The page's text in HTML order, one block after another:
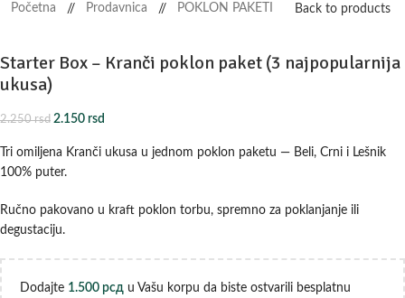
Početna / Prodavnica / POKLON PAKETI Back to products
Starter Box – Kranči poklon paket (3 najpopularnija
ukusa)
2.250rsd 2.150 rsd
Tri omiljena Kranči ukusa u jednom poklon paketu — Beli, Crni i Lešnik
100% puter.
Ručno pakovano u kraft poklon torbu, spremno za poklanjanje ili
degustaciju.
Dodajte 1.500 рсд u Vašu korpu da biste ostvarili besplatnu